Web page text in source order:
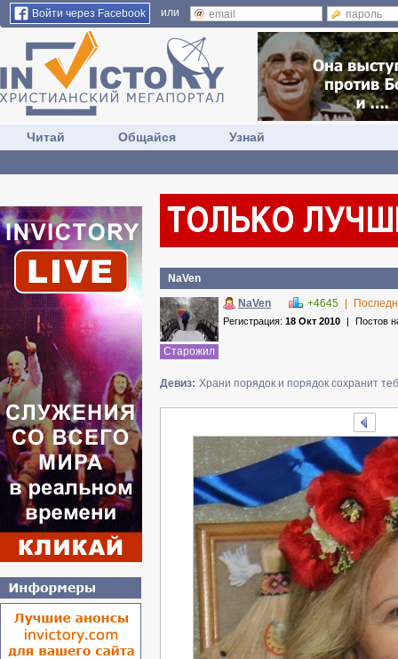
Войти через Facebook или
Читай Общайся Узнай
NaVen
Старожил
NaVen +4645
Регистрация: 18 Окт 2010 | Постов
Девиз: Храни порядок и порядок сохранит